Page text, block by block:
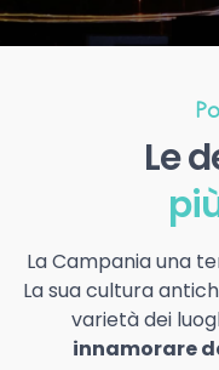
Le
La Campania una
La sua cultura
varietà dei
innamorare